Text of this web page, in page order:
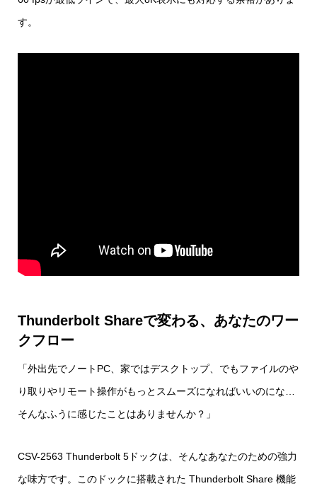
す。
Thunderbolt Shareで変わる、あなたのワー
クフロー
「外出先でノートPC、家ではデスクトップ、でもファイルのや
り取りやリモート操作がもっとスムーズになればいいのにな…
そんなふうに感じたことはありませんか？」
CSV-2563 Thunderbolt 5ドックは、そんなあなたのための強力
な味方です。このドックに搭載された Thunderbolt Share 機能